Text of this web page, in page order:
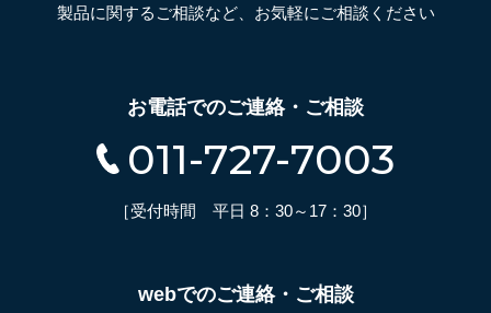
製品に関するご相談など、お気軽にご相談ください
お電話でのご連絡・ご相談
011-727-7003
［受付時間 平日 8：30～17：30］
webでのご連絡・ご相談